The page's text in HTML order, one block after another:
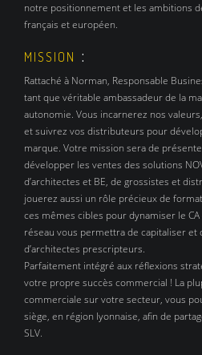
notre positionnement et les ambitions
français et européen.
MISSION :
Rattaché à Norman, Responsable
tant que véritable ambassadeur de la
autonomie. Vous incarnerez nos
et suivrez vos distributeurs pour
marque. Votre mission sera de
développer les ventes des solutions
d’architectes et BE, de grossistes et
jouerez aussi un rôle précieux de
ces mêmes cibles pour dynamiser le
réseau vous permettra de capitaliser
d’architectes prescripteurs.
Parfaitement intégré aux réflexions
votre propre succès commercial ! La
commerciale sur votre secteur, vous
siège, en région lyonnaise, afin de
SLV.